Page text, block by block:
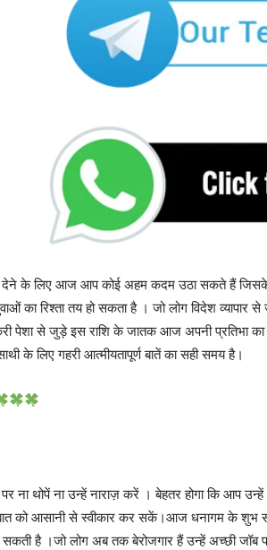
देने के लिए आज आप कोई अहम कदम उठा सकते हैं
का रिश्ता तय हो सकता है । जो लोग विदेश
पेशा से जुड़े इस राशि के जातक आज अपनी प्रतिभा
के लिए गहरी आत्मीयतापूर्ण बातें का सही समय है।
ना थोपें ना उन्हें नाराज़ करें । बेहतर होगा कि आप
को आसानी से स्वीकार कर सकें।आज धनागम के शुभ
सकती है ।जो लोग अब तक बेरोजगार हैं उन्हें अच्छी